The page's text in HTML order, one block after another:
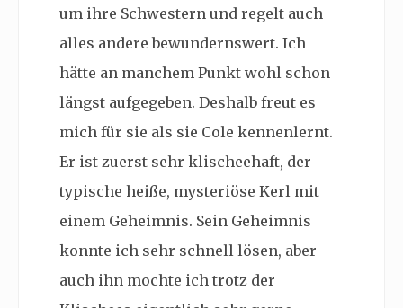
um ihre Schwestern und regelt auch
alles andere bewundernswert. Ich
hätte an manchem Punkt wohl schon
längst aufgegeben. Deshalb freut es
mich für sie als sie Cole kennenlernt.
Er ist zuerst sehr klischeehaft, der
typische heiße, mysteriöse Kerl mit
einem Geheimnis. Sein Geheimnis
konnte ich sehr schnell lösen, aber
auch ihn mochte ich trotz der